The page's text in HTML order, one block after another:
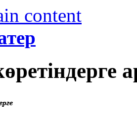
content